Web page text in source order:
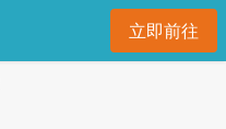
立即前往開